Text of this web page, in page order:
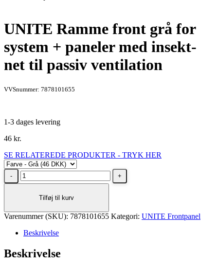
UNITE Ramme front grå for
system + paneler med insekt-
net til passiv ventilation
VVSnummer: 7878101655
1-3 dages levering
46 kr.
SE RELATEREDE PRODUKTER - TRYK HER
UNITE
Ramme
system
paneler
insekt-
net
Tilføj til kurv
Varenummer (SKU): 7878101655 Kategori: UNITE Frontpanel
Beskrivelse
Beskrivelse